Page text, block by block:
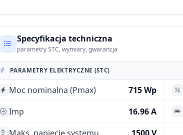
Specyfikacja techniczna
parametry STC, wymiary, gwarancja
PARAMETRY ELEKTRYCZNE (STC)
Moc nominalna (Pmax) 715 Wp
Imp
16.96 A
Maks. napięcie systemu
1500 V